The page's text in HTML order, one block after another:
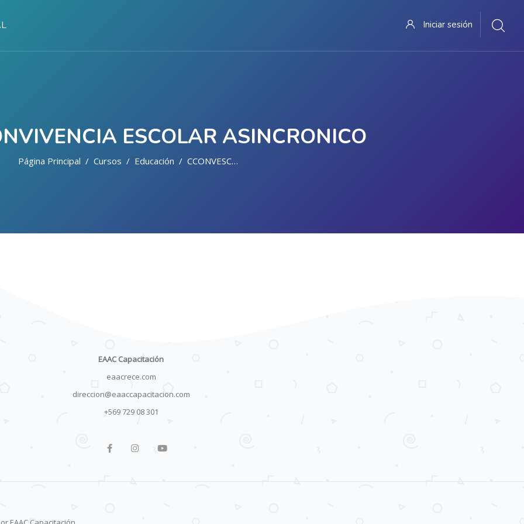
Iniciar sesión
ESCOLAR ASINCRONICO
Página Principal Cursos Educación CCONVESCOASIN
EAAC Capacitación
eaacrece.com
direccion@eaaccapacitacion.com
+569 729 08 301